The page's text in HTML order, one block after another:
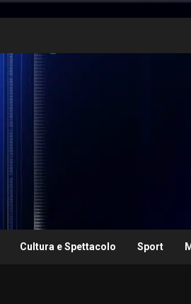
Cultura e Spettacolo Sport